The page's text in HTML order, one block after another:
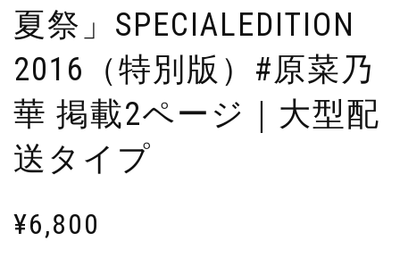
夏祭」SPECIALEDITION
2016（特別版）#原菜乃
華 掲載2ページ｜大型配
送タイプ
¥6,800